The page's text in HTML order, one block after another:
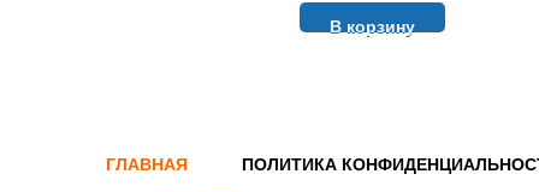
В корзину
ГЛАВНАЯ ПОЛИТИКА